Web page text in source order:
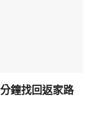
鐘找回返家路